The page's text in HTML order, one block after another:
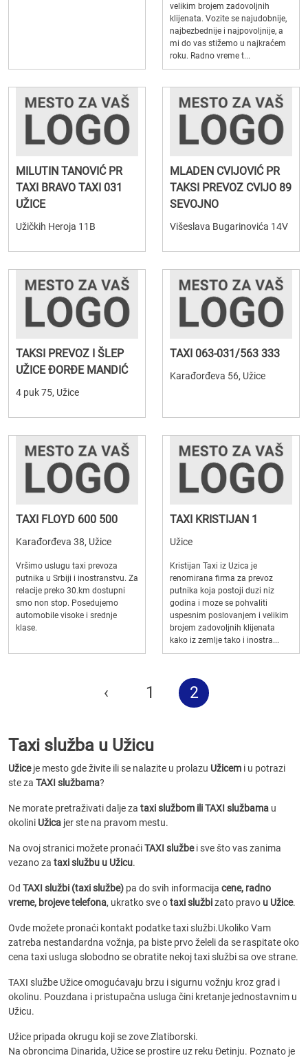
velikim brojem zadovoljnih
klijenata. Vozite se najudobnije,
najbezbednije i najpovoljnije, a
mi do vas stižemo u najkraćem
roku. Radno vreme t...
MILUTIN TANOVIĆ PR
TAXI BRAVO TAXI 031
UŽICE
Užičkih Heroja 11B
MLADEN CVIJOVIĆ PR
TAKSI PREVOZ CVIJO 89
SEVOJNO
Višeslava Bugarinovića 14V
TAKSI PREVOZ I ŠLEP
UŽICE ĐORĐE MANDIĆ
4 puk 75, Užice
TAXI 063-031/563 333
Karađorđeva 56, Užice
TAXI FLOYD 600 500
Karađorđeva 38, Užice
Vršimo uslugu taxi prevoza
putnika u Srbiji i inostranstvu. Za
relacije preko 30.km dostupni
smo non stop. Posedujemo
automobile visoke i srednje
klase.
TAXI KRISTIJAN 1
Užice
Kristijan Taxi iz Uzica je
renomirana firma za prevoz
putnika koja postoji duzi niz
godina i moze se pohvaliti
uspesnim poslovanjem i velikim
brojem zadovoljnih klijenata
kako iz zemlje tako i inostra...
‹ 1 2
Taxi služba u Užicu
Užiceje mesto gde živite ili se nalazite u prolazu Užicem i u potrazi
ste za TAXI službama?
Ne morate pretraživati dalje za taxi službom ili TAXI službama u
okolini Užica jer ste na pravom mestu.
Na ovoj stranici možete pronaćiTAXI službei sve što vas zanima
vezano za taxi službu u Užicu.
Od TAXI službi (taxi službe) pa do svih informacija cene, radno
vreme, brojeve telefona, ukratko sve otaxi službizato pravo u Užice.
Ovde možete pronaći kontakt podatke taxi službi.Ukoliko Vam
zatreba nestandardna vožnja, pa biste prvo želeli da se raspitate oko
cena taxi usluga slobodno se obratite nekoj taxi službi sa ove strane.
TAXI službe Užice omogućavaju brzu i sigurnu vožnju kroz grad i
okolinu. Pouzdana i pristupačna usluga čini kretanje jednostavnim u
Užicu.
Užice pripada okrugu koji se zove Zlatiborski.
Na obroncima Dinarida, Užice se prostire uz reku Đetinju. Poznato je